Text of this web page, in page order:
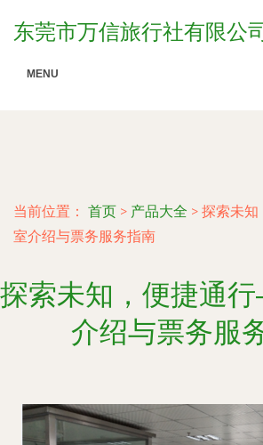
东莞市万信旅行社有限公
MENU
当前位置： 首页 > 产品大全 > 探索未
室介绍与票务服务指南
探索未知，便捷通
介绍与票务服